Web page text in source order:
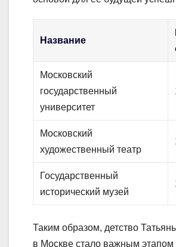
Название
Московский
государственный
университет
Московский
художественный театр
Государственный
исторический музей
Таким образом, детство
в Москве стало важным этапом